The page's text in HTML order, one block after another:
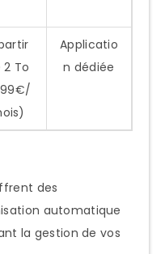
2 To
Applicatio
n dédiée
des
automatique
la gestion de vos